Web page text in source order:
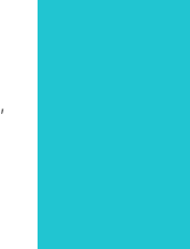
,